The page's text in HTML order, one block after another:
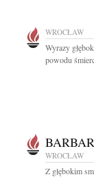
WROCŁAW
Wyrazy
powodu
WROCŁAW
Z głębokim